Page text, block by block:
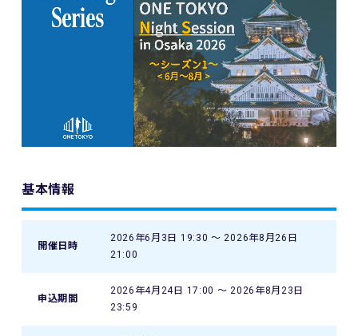
基本情報
開催日時
2026年6月3日 19:30 〜 2026年8月26日
21:00
申込期間
2026年4月24日 17:00 〜 2026年8月23日
23:59